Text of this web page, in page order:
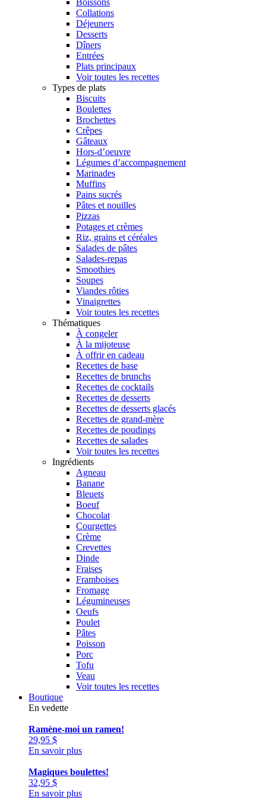
Boissons
Collations
Déjeuners
Desserts
Dîners
Entrées
Plats principaux
Voir toutes les recettes
Types de plats
Biscuits
Boulettes
Brochettes
Crêpes
Gâteaux
Hors-d’oeuvre
Légumes d’accompagnement
Marinades
Muffins
Pains sucrés
Pâtes et nouilles
Pizzas
Potages et crèmes
Riz, grains et céréales
Salades de pâtes
Salades-repas
Smoothies
Soupes
Viandes rôties
Vinaigrettes
Voir toutes les recettes
Thématiques
À congeler
À la mijoteuse
À offrir en cadeau
Recettes de base
Recettes de brunchs
Recettes de cocktails
Recettes de desserts
Recettes de desserts glacés
Recettes de grand-mère
Recettes de poudings
Recettes de salades
Voir toutes les recettes
Ingrédients
Agneau
Banane
Bleuets
Boeuf
Chocolat
Courgettes
Crème
Crevettes
Dinde
Fraises
Framboises
Fromage
Légumineuses
Oeufs
Poulet
Pâtes
Poisson
Porc
Tofu
Veau
Voir toutes les recettes
Boutique
En vedette
Ramène-moi un ramen!
29,95 $
En savoir plus
Magiques boulettes!
32,95 $
En savoir plus